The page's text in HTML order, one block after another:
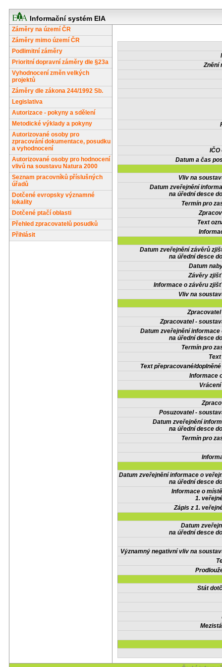
Informační systém EIA
Záměry na území ČR
Záměry mimo území ČR
Podlimitní záměry
Prioritní dopravní záměry dle §23a
Vyhodnocení změn velkých
projektů
Záměry dle zákona 244/1992 Sb.
Legislativa
Autorizace - pokyny a sdělení
Metodické výklady a pokyny
Autorizované osoby pro
zpracování dokumentace, posudku
a vyhodnocení
Autorizované osoby pro hodnocení
vlivů na soustavu Natura 2000
Seznam pracovníků příslušných
úřadů
Dotčené evropsky významné
lokality
Dotčené ptačí oblasti
Přehled zpracovatelů posudků
Přihlásit
Znění
IČO
Datum a čas
Vliv na
Datum zveřejnění
na úřední desce
Termín pro
Text
Datum zveřejnění závěrů
na úřední desce
Datum
Závěry
Informace o závěru
Vliv na
Zpracovatel -
Datum zveřejnění informace
na úřední desce
Termín pro
Text přepracované/
Informace
Posuzovatel -
Datum zveřejnění
na úřední desce
Termín pro
Datum zveřejnění informace o
na úřední desce
Informace o
1.
Zápis z 1.
Datum
na úřední desce
Významný negativní vliv na
Stát